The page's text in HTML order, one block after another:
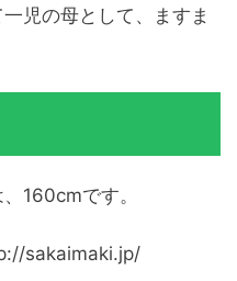
児の母として、ますま
160cmです。
sakaimaki.jp/